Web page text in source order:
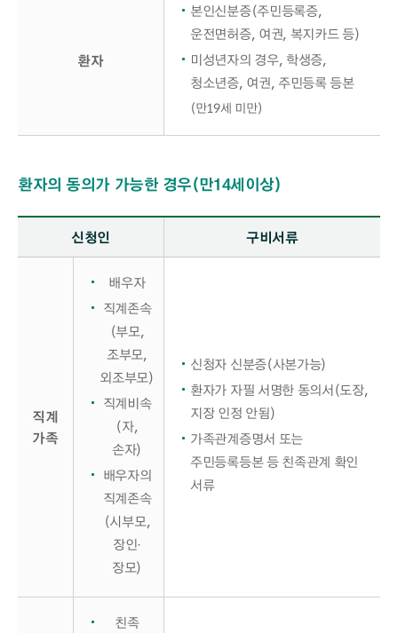
환자
본인신분증(주민등록증,
운전면허증, 여권, 복지카드 등)
미성년자의 경우, 학생증,
청소년증, 여권, 주민등록 등본
(만19세 미만)
환자의 동의가 가능한 경우(만14세이상)
환자의 동의가 가능한 경우(만14세이상) 구비서류 - 신청인, 구비서류 정보 제공
신청인
구비서류
직계
가족
배우자
직계존속
(부모,
조부모,
외조부모)
직계비속
(자,
손자)
배우자의
직계존속
(시부모,
장인·
장모)
신청자 신분증(사본가능)
환자가 자필 서명한 동의서(도장,
지장 인정 안됨)
가족관계증명서 또는
주민등록등본 등 친족관계 확인
서류
친족